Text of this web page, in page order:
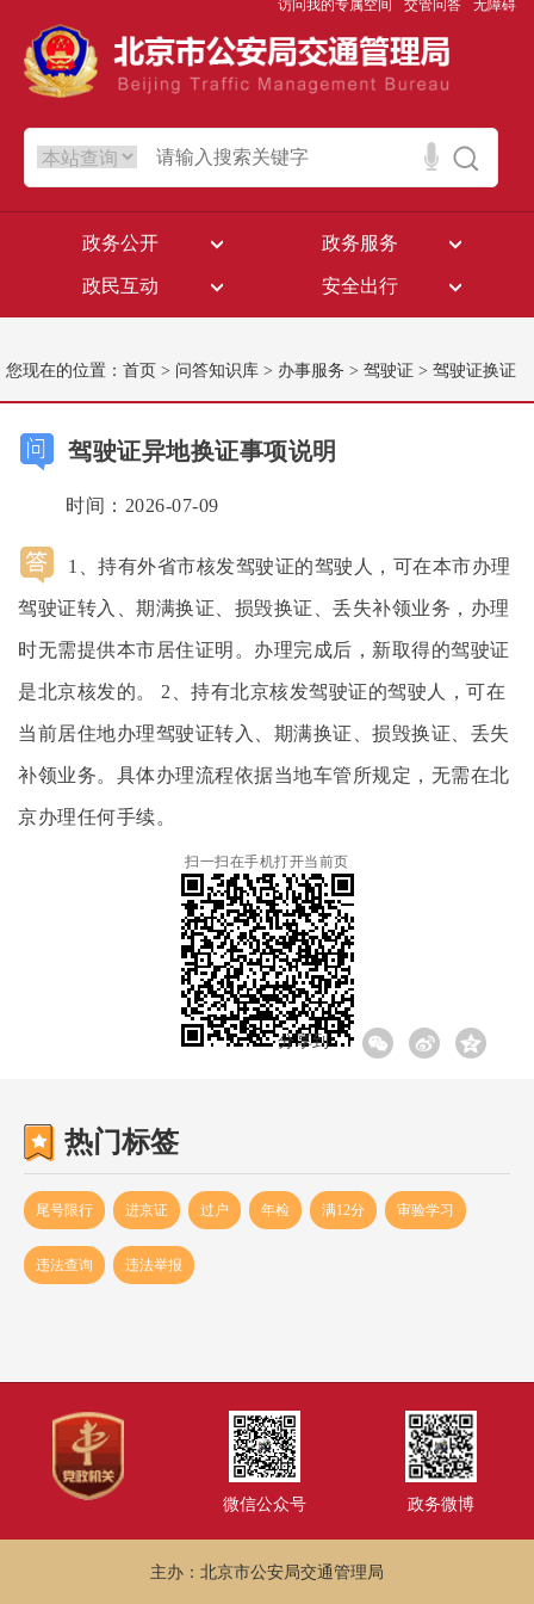
访问我的专属空间 交管问答 无障碍
政务公开 政务服务
政民互动 安全出行
您现在的位置： 首页 > 问答知识库 > 办事服务 > 驾驶证 > 驾驶证换证
驾驶证异地换证事项说明
时间：2026-07-09
1、持有外省市核发驾驶证的驾驶人，可在本市办理
驾驶证转入、期满换证、损毁换证、丢失补领业务，办理
时无需提供本市居住证明。办理完成后，新取得的驾驶证
是北京核发的。 2、持有北京核发驾驶证的驾驶人，可在
当前居住地办理驾驶证转入、期满换证、损毁换证、丢失
补领业务。具体办理流程依据当地车管所规定，无需在北
京办理任何手续。
扫一扫在手机打开当前页
分享到:
热门标签
尾号限行 进京证 过户 年检 满12分 审验学习
违法查询 违法举报
微信公众号 政务微博
主办：北京市公安局交通管理局